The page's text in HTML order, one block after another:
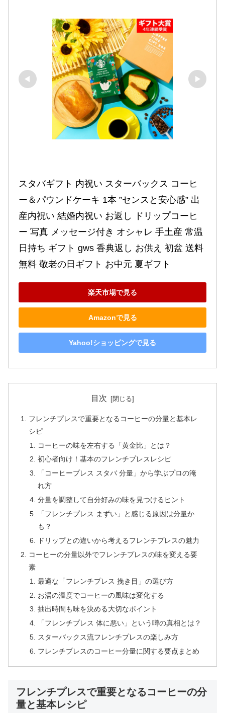
スタバギフト 内祝い スターバックス コーヒ
ー＆パウンドケーキ 1本 ”センスと安心感” 出
産内祝い 結婚内祝い お返し ドリップコーヒ
ー 写真 メッセージ付き オシャレ 手土産 常温
日持ち ギフト gws 香典返し お供え 初盆 送料
無料 敬老の日ギフト お中元 夏ギフト
楽天市場で見る
Amazonで見る
Yahoo!ショッピングで見る
目次
フレンチプレスで重要となるコーヒーの分量と基本レ
シピ
コーヒーの味を左右する「黄金比」とは？
初心者向け！基本のフレンチプレスレシピ
「コーヒープレス スタバ 分量」から学ぶプロの淹
れ方
分量を調整して自分好みの味を見つけるヒント
「フレンチプレス まずい」と感じる原因は分量か
も？
ドリップとの違いから考えるフレンチプレスの魅力
コーヒーの分量以外でフレンチプレスの味を変える要
素
最適な「フレンチプレス 挽き目」の選び方
お湯の温度でコーヒーの風味は変化する
抽出時間も味を決める大切なポイント
「フレンチプレス 体に悪い」という噂の真相とは？
スターバックス流フレンチプレスの楽しみ方
フレンチプレスのコーヒー分量に関する要点まとめ
フレンチプレスで重要となるコーヒーの分
量と基本レシピ